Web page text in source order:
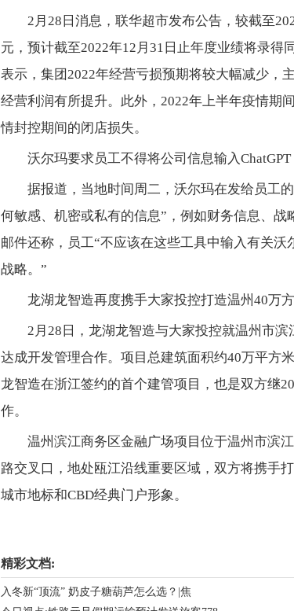
2月28日消息，联华超市发布公告，较截至
元，预计截至2022年12月31日止年度业绩将录得
表示，集团2022年经营亏损预期将较大幅减少，
经营利润有所提升。此外，2022年上半年疫情期
情封控期间的闭店损失。
沃尔玛要求员工不得将公司信息输入ChatGPT
据报道，当地时间周二，沃尔玛在发给员工
何敏感、机密或私有的信息”，例如财务信息、战
邮件还称，员工“不应该在这些工具中输入有关
战略。”
龙湖龙智造再度携手大家投控打造温州40万
2月28日，龙湖龙智造与大家投控就温州市滨
达成开发管理合作。项目总建筑面积约40万平方
龙智造在浙江签约的首个建管项目，也是双方继
作。
温州滨江商务区金融广场项目位于温州市滨
路交叉口，地处瓯江沿线重要区域，双方将携手
城市地标和CBD经典门户形象。
精彩文档:
入冬新“顶流” 奶皮子糖葫芦怎么选？|焦